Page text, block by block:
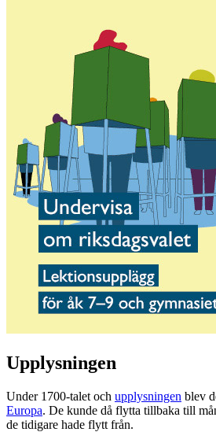
Upplysningen
Under 1700-talet och upplysningen blev
Europa. De kunde då flytta tillbaka till
de tidigare hade flytt från.